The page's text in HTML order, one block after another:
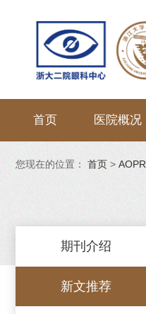
首页 医院概况
您现在的位置： 首页 > AOPR
期刊介绍
新文推荐